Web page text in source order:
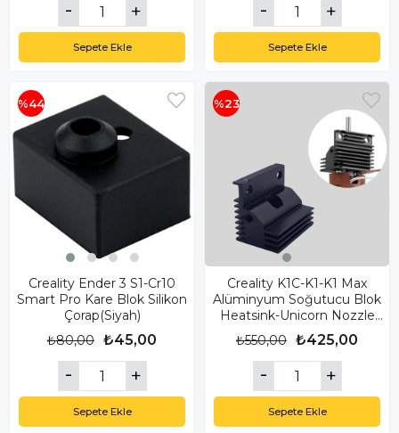
Sepete Ekle Sepete Ekle
Creality Ender 3 S1-Cr10
Smart Pro Kare Blok Silikon
Çorap(Siyah)
₺45,00
₺80,00
Sepete Ekle
%44
Creality K1C-K1-K1 Max
Alüminyum Soğutucu Blok
Heatsink-Unicorn Nozzle
Uyumlu Yeni Versiyon-Siyah
₺425,00
₺550,00
Sepete Ekle
%23